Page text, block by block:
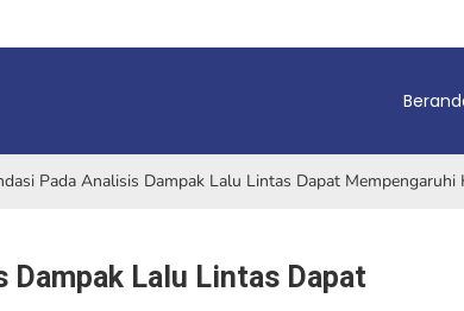
Pada Analisis Dampak Lalu Lintas Dapat Mempengaruhi
Dampak Lalu Lintas Dapat